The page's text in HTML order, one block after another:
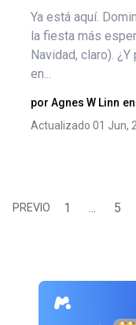
Ya está aquí.
la fiesta más
Navidad, claro).
en...
por Agnes W Linn en
Actualizado 01 Jun,
PREVIO 1 ... 5